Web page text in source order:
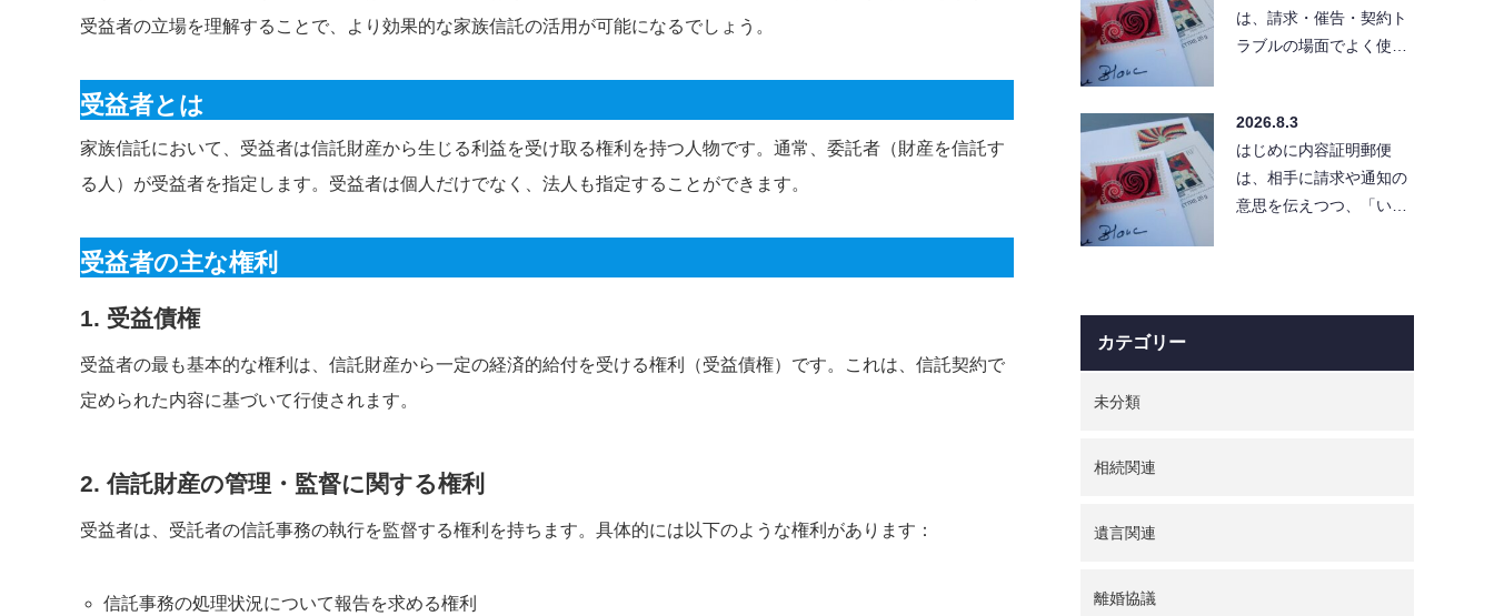
受益者の立場を理解することで、より効果的な家族信託の活用が可能になるでしょう。
受益者とは
家族信託において、受益者は信託財産から生じる利益を受け取る権利を持つ人物です。通常、委託者（財産を信託す
る人）が受益者を指定します。受益者は個人だけでなく、法人も指定することができます。
受益者の主な権利
1. 受益債権
受益者の最も基本的な権利は、信託財産から一定の経済的給付を受ける権利（受益債権）です。これは、信託契約で
定められた内容に基づいて行使されます。
2. 信託財産の管理・監督に関する権利
受益者は、受託者の信託事務の執行を監督する権利を持ちます。具体的には以下のような権利があります：
信託事務の処理状況について報告を求める権利
は、請求・催告・契約ト
ラブルの場面でよく使わ
と「…
2026.8.3
はじめに内容証明郵便
は、相手に請求や通知の
意思を伝えつつ、「い
カテゴリー
未分類
相続関連
遺言関連
離婚協議